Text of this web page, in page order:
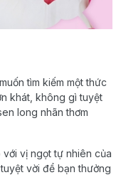
tìm kiếm một thức
khát, không gì tuyệt
long nhãn thơm
vị ngọt tự nhiên của
vời để bạn thưởng